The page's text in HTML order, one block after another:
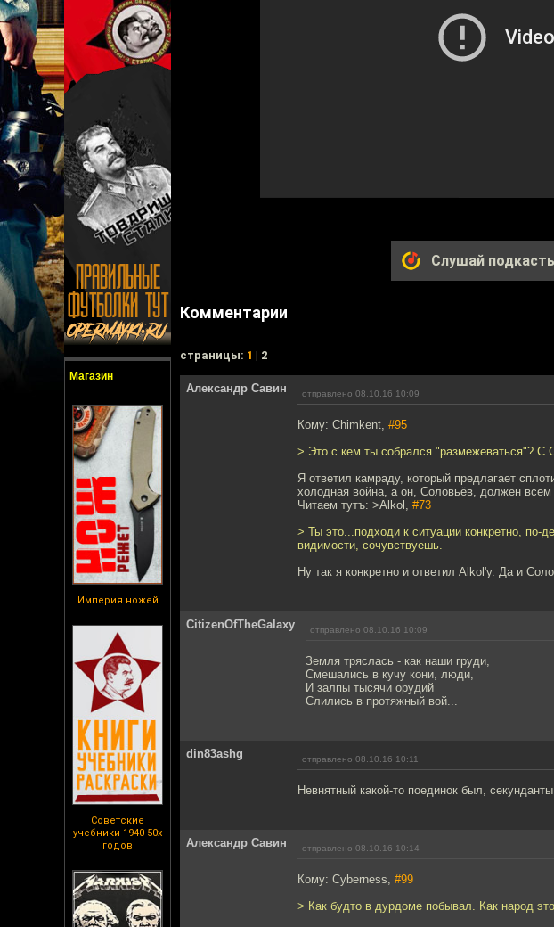
Магазин
Империя ножей
Советские
учебники 1940-50х
годов
Слушай
Комментарии
cтраницы: 1 | 2
Александр Савин отправлено 08.10.16 10:09
Кому: Chimkent, #95
> Это с кем ты собрался "размежеваться"? С
Я ответил камраду, который предлагает
холодная война, а он, Соловьёв, должен всем
Читаем тутъ: >Alkol, #73
> Ты это...подходи к ситуации конкретно,
видимости, сочувствуешь.
Ну так я конкретно и ответил Alkol'у. Да и
CitizenOfTheGalaxy отправлено 08.10.16 10:09
Земля тряслась - как наши груди,
Смешались в кучу кони, люди,
И залпы тысячи орудий
Слились в протяжный вой...
din83ashg отправлено 08.10.16 10:11
Невнятный какой-то поединок был,
Александр Савин отправлено 08.10.16 10:14
Кому: Cyberness, #99
> Как будто в дурдоме побывал. Как народ